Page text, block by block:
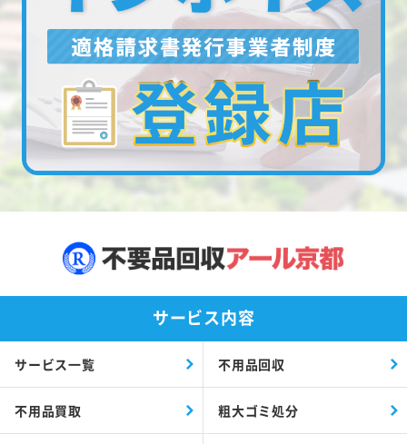
サービス内容
サービス一覧 不用品回収
不用品買取 粗大ゴミ処分